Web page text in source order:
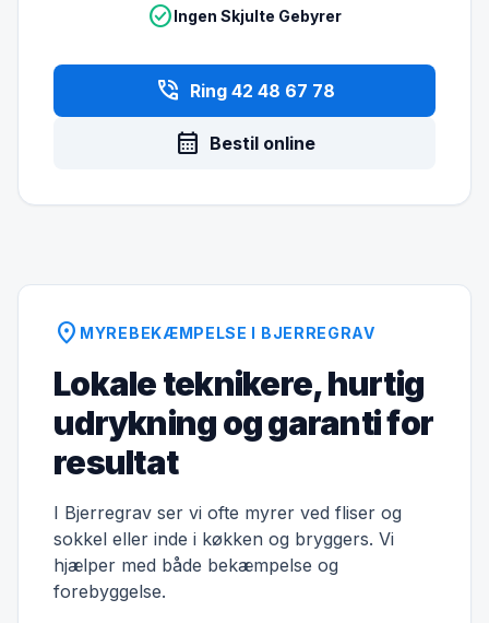
check_circleIngen Skjulte Gebyrer
phone_in_talk Ring 42 48 67 78
calendar_month Bestil online
location_on MYREBEKÆMPELSE I BJERREGRAV
Lokale teknikere, hurtig
udrykning og garanti for
resultat
I Bjerregrav ser vi ofte myrer ved fliser og
sokkel eller inde i køkken og bryggers. Vi
hjælper med både bekæmpelse og
forebyggelse.